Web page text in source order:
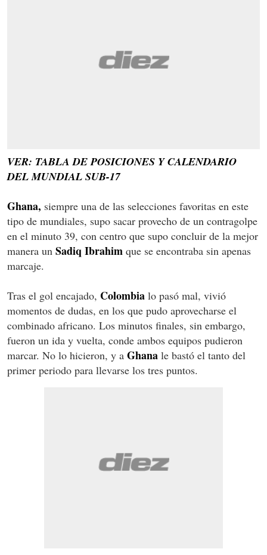
VER: TABLA DE POSICIONES Y CALENDARIO
DEL MUNDIAL SUB-17
Ghana, siempre una de las selecciones favoritas en este
tipo de mundiales, supo sacar provecho de un contragolpe
en el minuto 39, con centro que supo concluir de la mejor
manera un Sadiq Ibrahim que se encontraba sin apenas
marcaje.
Tras el gol encajado, Colombia lo pasó mal, vivió
momentos de dudas, en los que pudo aprovecharse el
combinado africano. Los minutos finales, sin embargo,
fueron un ida y vuelta, conde ambos equipos pudieron
marcar. No lo hicieron, y a Ghana le bastó el tanto del
primer periodo para llevarse los tres puntos.